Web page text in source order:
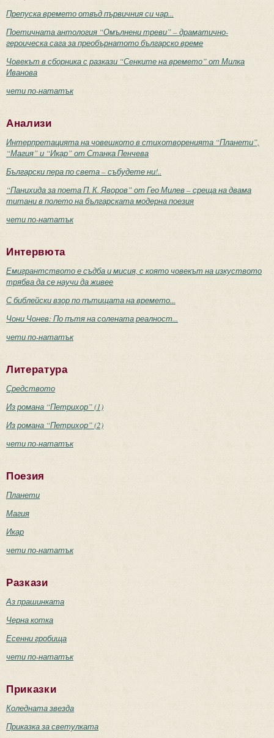
Препуска времето отвъд първичния си чар...
Поетичната антология “Омълнени треви” – драматично-
героическа сага за преобърнатото българско време
Човекът в сборника с разкази “Сенките на времето” от Милка
Иванова
чети по-нататък
Анализи
Интерпретацията на човешкото в стихотворенията “Планети”,
“Магия” и “Икар” от Станка Пенчева
Български пера по света – събудете ни!..
“Панихида за поета П. К. Яворов” от Гео Милев – среща на двама
титани в полето на българската модерна поезия
чети по-нататък
Интервюта
Емигрантството е съдба и мисия, с която човекът на изкуството
трябва да се научи да живее
С библейски взор по пътищата на времето...
Чони Чонев: По пътя на солената реалност...
чети по-нататък
Литература
Средството
Из романа “Петрихор” (1)
Из романа “Петрихор” (2)
чети по-нататък
Поезия
Планети
Магия
Икар
чети по-нататък
Разкази
Аз прашинката
Черна котка
Есенни гробища
чети по-нататък
Приказки
Коледната звезда
Приказка за светулката